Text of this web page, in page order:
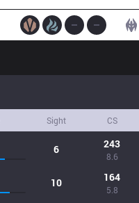
Sight CS
6 243
8.6
10 164
5.8